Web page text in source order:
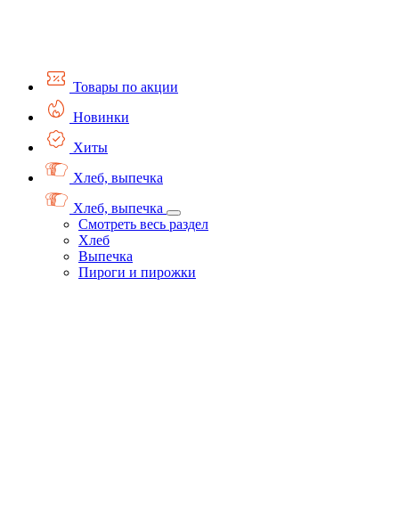
Товары по акции
Новинки
Хиты
Хлеб, выпечка
Хлеб, выпечка
Смотреть весь раздел
Хлеб
Выпечка
Пироги и пирожки